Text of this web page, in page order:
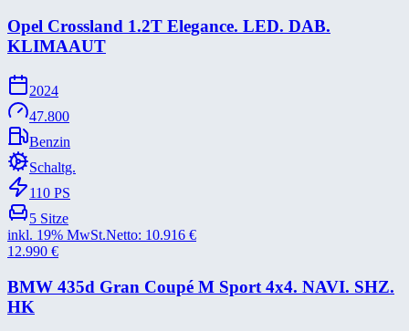
Opel Crossland 1.2T Elegance. LED. DAB.
KLIMAAUT
2024
47.800
Benzin
Schaltg.
110 PS
5 Sitze
inkl. 19% MwSt.Netto: 10.916 €
12.990 €
BMW 435d Gran Coupé M Sport 4x4. NAVI. SHZ.
HK